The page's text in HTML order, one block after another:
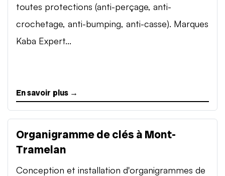
toutes protections (anti-perçage, anti-
crochetage, anti-bumping, anti-casse). Marques
Kaba Expert...
En savoir plus →
Organigramme de clés à Mont-
Tramelan
Conception et installation d'organigrammes de